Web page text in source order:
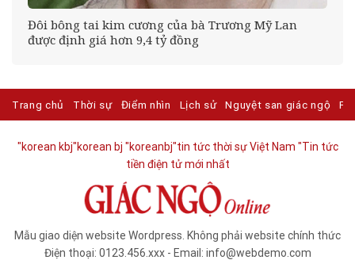
Đôi bông tai kim cương của bà Trương Mỹ Lan
được định giá hơn 9,4 tỷ đồng
Trang chủ Thời sự Điểm nhìn Lịch sử Nguyệt san giác ngộ
"korean kbj​"korean bj "koreanbj​"tin tức thời sự Việt Nam "Tin tức
tiền điện tử mới nhất​
Mẫu giao diện website Wordpress. Không phải website chính thức
Điện thoại: 0123.456.xxx - Email: info@webdemo.com